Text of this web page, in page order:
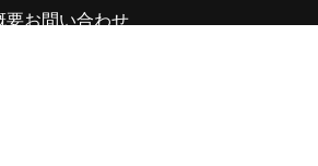
要お問い合わせ